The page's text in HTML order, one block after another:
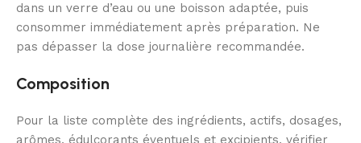
dans un verre d’eau ou une boisson adaptée, puis
consommer immédiatement après préparation. Ne
pas dépasser la dose journalière recommandée.
Composition
Pour la liste complète des ingrédients, actifs, dosages,
arômes, édulcorants éventuels et excipients, vérifier